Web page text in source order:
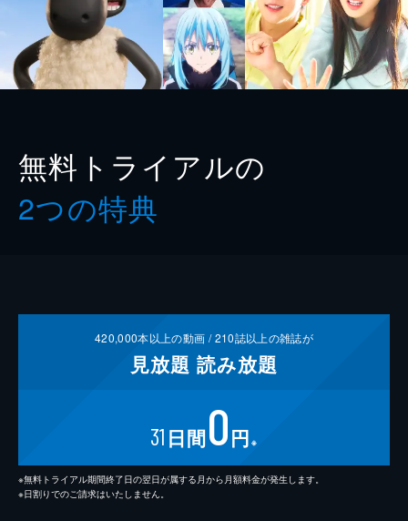
無料トライアルの
2つの特典
420,000本以上の動画 /210誌以上の雑誌が
見放題 読み放題
31 日間0円 ※
※無料トライアル期間終了日の翌日が属する月から月額料金が発生します。
※日割りでのご請求はいたしません。